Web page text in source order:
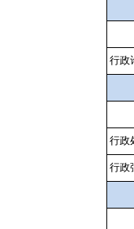
行政
行政
行政